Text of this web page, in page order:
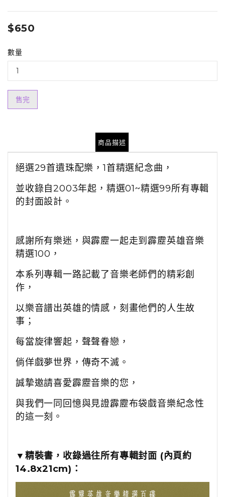
$650
數量
售完
商品描述
絕選29首遺珠配樂，1首精選紀念曲，
並收錄自2003年起，精選01~精選99所有專輯
的封面設計。
感謝所有樂迷， 與霹靂一起走到霹靂英雄音樂
精選100，
本系列專輯一路記載了音樂老師們的精彩創
作，
以樂音譜出英雄的情感， 刻畫他們的人生故
事；
每當旋律響起，聲聲眷戀，
倘佯戲夢世界，傳奇不滅。
誠摯邀請喜愛霹靂音樂的您，
與我們一同回憶與見證霹靂布袋戲音樂紀念性
的這一刻。
▼精裝書，收錄過往所有專輯封面 (內頁約
14.8x21cm)：